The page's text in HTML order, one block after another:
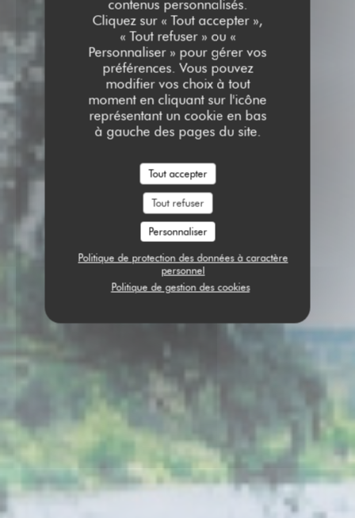
contenus personnalisés.
Cliquez sur « Tout accepter »,
« Tout refuser » ou «
Personnaliser » pour gérer vos
préférences. Vous pouvez
modifier vos choix à tout
moment en cliquant sur l'icône
représentant un cookie en bas
à gauche des pages du site.
Tout accepter
Tout refuser
Personnaliser
Politique de protection des données à caractère
personnel
Politique de gestion des cookies